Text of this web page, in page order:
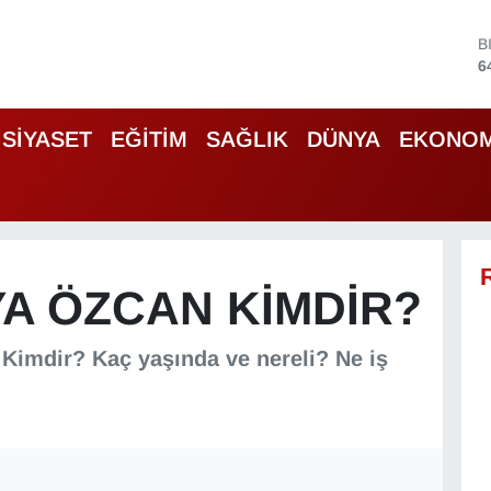
SİYASET EĞİTİM SAĞLIK DÜNYA
ÖZCAN KIMDIR?
Kaç yaşında ve nereli? Ne iş